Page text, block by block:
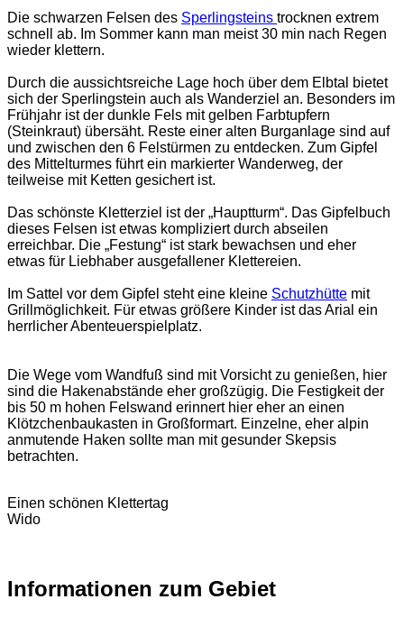
Die schwarzen Felsen des Sperlingsteins trocknen extrem
schnell ab. Im Sommer kann man meist 30 min nach Regen
wieder klettern.
Durch die aussichtsreiche Lage hoch über dem Elbtal bietet
sich der Sperlingstein auch als Wanderziel an. Besonders im
Frühjahr ist der dunkle Fels mit gelben Farbtupfern
(Steinkraut) übersäht. Reste einer alten Burganlage sind auf
und zwischen den 6 Felstürmen zu entdecken. Zum Gipfel
des Mittelturmes führt ein markierter Wanderweg, der
teilweise mit Ketten gesichert ist.
Das schönste Kletterziel ist der „Hauptturm“. Das Gipfelbuch
dieses Felsen ist etwas kompliziert durch abseilen
erreichbar. Die „Festung“ ist stark bewachsen und eher
etwas für Liebhaber ausgefallener Klettereien.
Im Sattel vor dem Gipfel steht eine kleine Schutzhütte mit
Grillmöglichkeit. Für etwas größere Kinder ist das Arial ein
herrlicher Abenteuerspielplatz.
Die Wege vom Wandfuß sind mit Vorsicht zu genießen, hier
sind die Hakenabstände eher großzügig. Die Festigkeit der
bis 50 m hohen Felswand erinnert hier eher an einen
Klötzchenbaukasten in Großformart. Einzelne, eher alpin
anmutende Haken sollte man mit gesunder Skepsis
betrachten.
Einen schönen Klettertag
Wido
Informationen zum Gebiet